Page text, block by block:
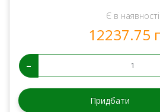
Є в наявності
12237.75
-
Придбати